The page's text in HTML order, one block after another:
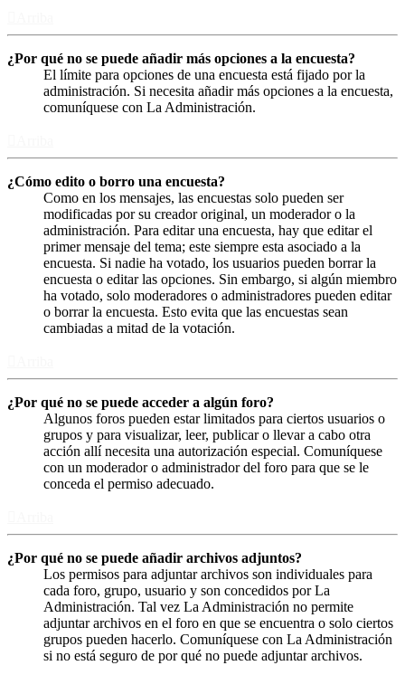
¿Por qué no se puede añadir más opciones a la encuesta?
El límite para opciones de una encuesta está fijado por la
administración. Si necesita añadir más opciones a la encuesta,
comuníquese con La Administración.
¿Cómo edito o borro una encuesta?
Como en los mensajes, las encuestas solo pueden ser
modificadas por su creador original, un moderador o la
administración. Para editar una encuesta, hay que editar el
primer mensaje del tema; este siempre esta asociado a la
encuesta. Si nadie ha votado, los usuarios pueden borrar la
encuesta o editar las opciones. Sin embargo, si algún miembro
ha votado, solo moderadores o administradores pueden editar
o borrar la encuesta. Esto evita que las encuestas sean
cambiadas a mitad de la votación.
¿Por qué no se puede acceder a algún foro?
Algunos foros pueden estar limitados para ciertos usuarios o
grupos y para visualizar, leer, publicar o llevar a cabo otra
acción allí necesita una autorización especial. Comuníquese
con un moderador o administrador del foro para que se le
conceda el permiso adecuado.
¿Por qué no se puede añadir archivos adjuntos?
Los permisos para adjuntar archivos son individuales para
cada foro, grupo, usuario y son concedidos por La
Administración. Tal vez La Administración no permite
adjuntar archivos en el foro en que se encuentra o solo ciertos
grupos pueden hacerlo. Comuníquese con La Administración
si no está seguro de por qué no puede adjuntar archivos.